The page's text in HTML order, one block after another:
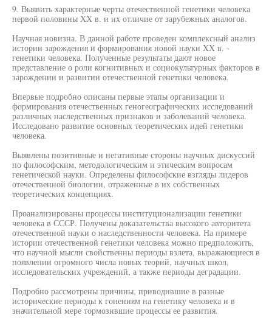
9. Выявить характерные черты отечественной генетики человека
первой половины XX в. и их отличие от зарубежных аналогов.
Научная новизна. В данной работе проведен комплексный анализ
истории зарождения и формирования новой науки XX в. -
генетики человека. Полученные результаты дают новое
представление о роли когнитивных и социокультурных факторов в
зарождении и развитии отечественной генетики человека.
Впервые подробно описаны первые этапы организации и
формирования отечественных геногеографических исследований
различных наследственных признаков и заболеваний человека.
Исследовано развитие основных теоретических идей генетики
человека.
Выявлены позитивные и негативные стороны научных дискуссий
по философским, методологическим и этическим вопросам
генетической науки. Определены философские взгляды лидеров
отечественной биологии, отраженные в их собственных
теоретических концепциях.
Проанализированы процессы институционализации генетики
человека в СССР. Получены доказательства высокого авторитета
отечественной науки о наследственности человека. На примере
истории отечественной генетики человека можно предположить,
что научной мысли свойственны периоды взлета, выражающиеся в
появлении огромного числа новых теорий, научных школ,
исследовательских учреждений, а также периоды деградации.
Подробно рассмотрены причины, приводившие в разные
исторические периоды к гонениям на генетику человека и в
значительной мере тормозившие процессы ее развития.